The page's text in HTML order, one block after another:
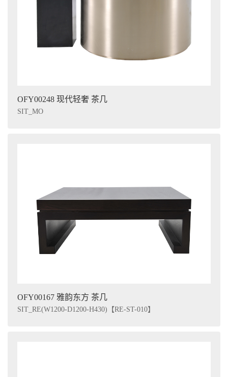
OFY00248 现代轻奢 茶几
SIT_MO
OFY00167 雅韵东方 茶几
SIT_RE(W1200-D1200-H430)【RE-ST-010】